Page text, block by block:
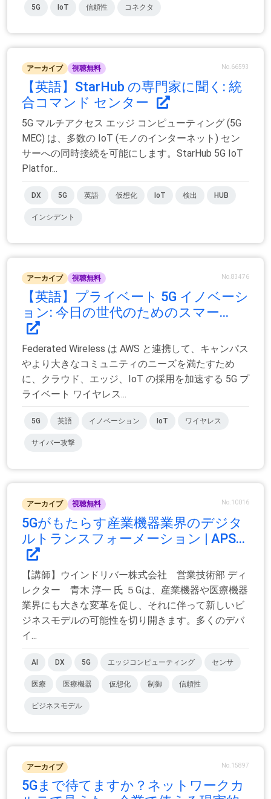
5G IoT 信頼性 コネクタ
アーカイブ 視聴無料 No.66593
【英語】StarHub の専門家に聞く: 統
合コマンド センター
5G マルチアクセス エッジ コンピューティング (5G
MEC) は、多数の IoT (モノのインターネット) セン
サーへの同時接続を可能にします。StarHub 5G IoT
Platfor...
DX 5G 英語 仮想化 IoT 検出 HUB
インシデント
アーカイブ 視聴無料 No.83476
【英語】プライベート 5G イノベーシ
ョン: 今日の世代のためのスマー...
Federated Wireless は AWS と連携して、キャンパス
やより大きなコミュニティのニーズを満たすため
に、クラウド、エッジ、IoT の採用を加速する 5G プ
ライベート ワイヤレス...
5G 英語 イノベーション IoT ワイヤレス
サイバー攻撃
アーカイブ 視聴無料 No.10016
5Gがもたらす産業機器業界のデジタ
ルトランスフォーメーション | APS...
【講師】ウインドリバー株式会社 営業技術部 ディ
レクター 青木 淳一 氏 ５Gは、産業機器や医療機器
業界にも大きな変革を促し、それに伴って新しいビ
ジネスモデルの可能性を切り開きます。多くのデバ
イ...
AI DX 5G エッジコンピューティング センサ
医療 医療機器 仮想化 制御 信頼性
ビジネスモデル
アーカイブ No.15897
5Gまで待てますか？ネットワークカ